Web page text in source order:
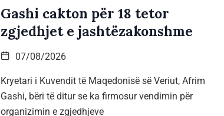
Gashi cakton për 18 tetor
zgjedhjet e jashtëzakonshme
07/08/2026
Kryetari i Kuvendit të Maqedonisë së Veriut, Afrim
Gashi, bëri të ditur se ka firmosur vendimin për
organizimin e zgjedhjeve